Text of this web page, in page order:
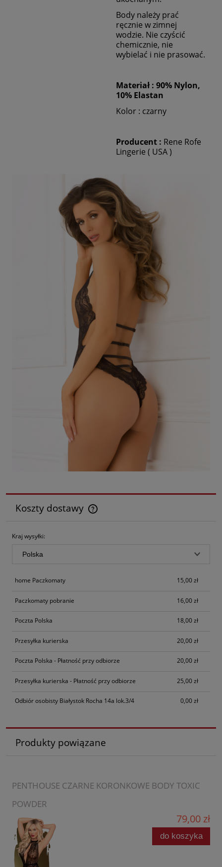
Body należy prać
ręcznie w zimnej
wodzie. Nie czyścić
chemicznie, nie
wybielać i nie prasować.
Materiał : 90% Nylon,
10% Elastan
Kolor : czarny
Producent : Rene Rofe
Lingerie ( USA )
Koszty dostawy
Cena nie zawiera ewentualnych kosztów płatności
Kraj wysyłki:
home Paczkomaty 15,00 zł
Paczkomaty pobranie 16,00 zł
Poczta Polska 18,00 zł
Przesyłka kurierska 20,00 zł
Poczta Polska - Płatność przy odbiorze 20,00 zł
Przesyłka kurierska - Płatność przy odbiorze 25,00 zł
Odbiór osobisty Białystok Rocha 14a lok.3/4 0,00 zł
Produkty powiązane
PENTHOUSE CZARNE KORONKOWE BODY TOXIC
POWDER
79,00 zł
do koszyka